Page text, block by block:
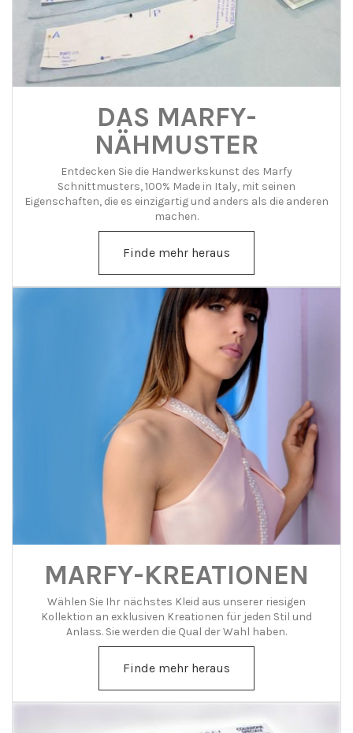
DAS MARFY-
NÄHMUSTER
Entdecken Sie die Handwerkskunst des Marfy
Schnittmusters, 100% Made in Italy, mit seinen
Eigenschaften, die es einzigartig und anders als die anderen
machen.
Finde mehr heraus
MARFY-KREATIONEN
Wählen Sie Ihr nächstes Kleid aus unserer riesigen
Kollektion an exklusiven Kreationen für jeden Stil und
Anlass. Sie werden die Qual der Wahl haben.
Finde mehr heraus